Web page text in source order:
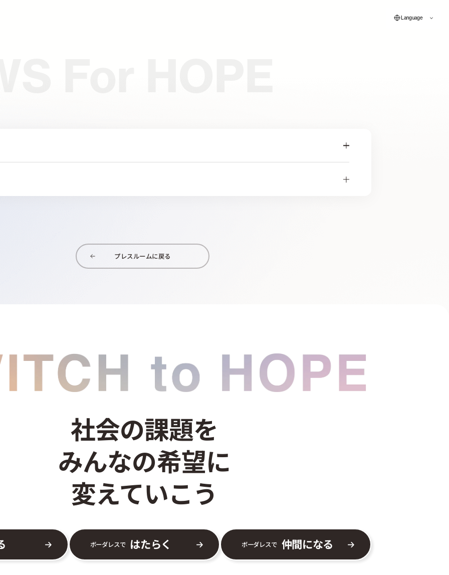
Language
プレスルームに戻る
社会の課題を
みんなの希望に
変えていこう
ボーダレスで はたらく ボーダレスで 仲間になる